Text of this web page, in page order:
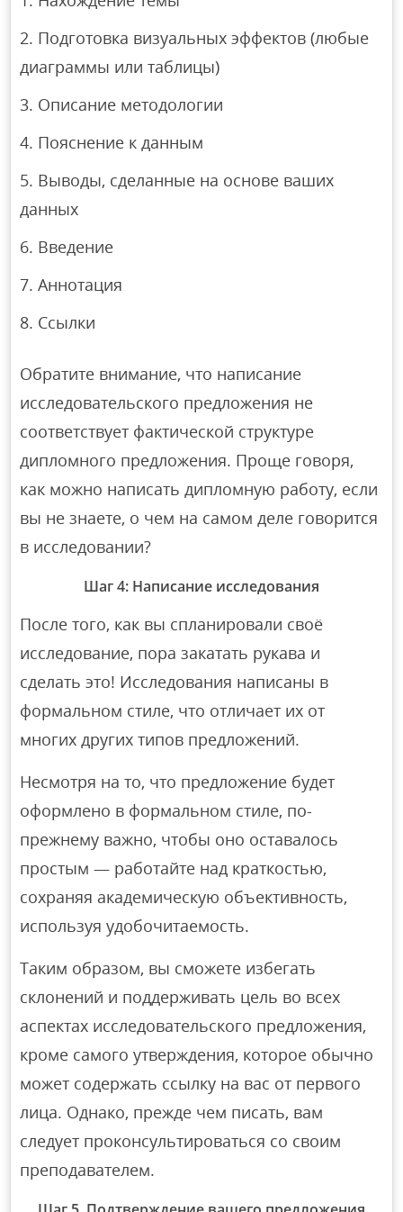
Подготовка визуальных эффектов (любые
диаграммы или таблицы)
Описание методологии
Пояснение к данным
Выводы, сделанные на основе ваших
данных
Введение
Аннотация
Ссылки
Обратите внимание, что написание
исследовательского предложения не
соответствует фактической структуре
дипломного предложения. Проще говоря,
как можно написать дипломную работу, если
вы не знаете, о чем на самом деле говорится
в исследовании?
Шаг 4: Написание исследования
После того, как вы спланировали своё
исследование, пора закатать рукава и
сделать это! Исследования написаны в
формальном стиле, что отличает их от
многих других типов предложений.
Несмотря на то, что предложение будет
оформлено в формальном стиле, по-
прежнему важно, чтобы оно оставалось
простым — работайте над краткостью,
сохраняя академическую объективность,
используя удобочитаемость.
Таким образом, вы сможете избегать
склонений и поддерживать цель во всех
аспектах исследовательского предложения,
кроме самого утверждения, которое обычно
может содержать ссылку на вас от первого
лица. Однако, прежде чем писать, вам
следует проконсультироваться со своим
преподавателем.